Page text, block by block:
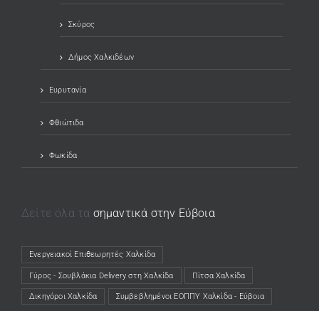
Σκύρος
Δήμος Χαλκιδέων
Ευρυτανία
Φθιώτιδα
Φωκίδα
Δείτε όλα τα σημαντικά στην Εύβοια
Ενεργειακοί Επιθεωρητές Χαλκίδα
(opens in a new tab)
Γύρος - Σουβλάκια Delivery στη Χαλκίδα
(opens in a new tab) Πίτσα Χαλκίδα
(opens in a new tab)
Δικηγόροι Χαλκίδα
(opens in a new tab) Συμβεβλημένοι ΕΟΠΠΥ Χαλκίδα - Εύβοια
(opens in a new tab)